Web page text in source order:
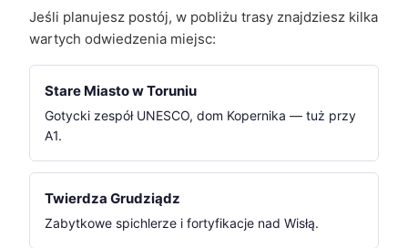
Jeśli planujesz postój, w pobliżu trasy znajdziesz kilka
wartych odwiedzenia miejsc:
Stare Miasto w Toruniu
Gotycki zespół UNESCO, dom Kopernika — tuż przy
A1.
Twierdza Grudziądz
Zabytkowe spichlerze i fortyfikacje nad Wisłą.